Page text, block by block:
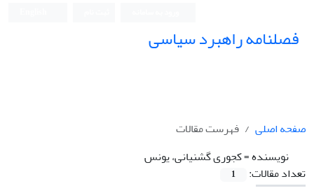
فصلنامه راهبرد سیاسی
صفحه اصلی
فهرست مقالات
نویسنده =کجوری گشنیانی، یونس
تعداد مقالات:
1